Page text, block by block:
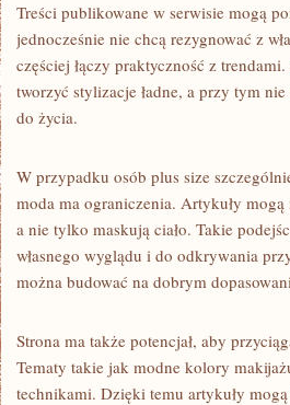
Treści publikowane w serwisie mogą
jednocześnie nie chcą rezygnować z
częściej łączy praktyczność z
tworzyć stylizacje ładne, a przy tym
do życia.
W przypadku osób plus size
moda ma ograniczenia. Artykuły
a nie tylko maskują ciało. Takie
własnego wyglądu i do odkrywania
można budować na dobrym
Strona ma także potencjał, aby
Tematy takie jak modne kolory
technikami. Dzięki temu artykuły